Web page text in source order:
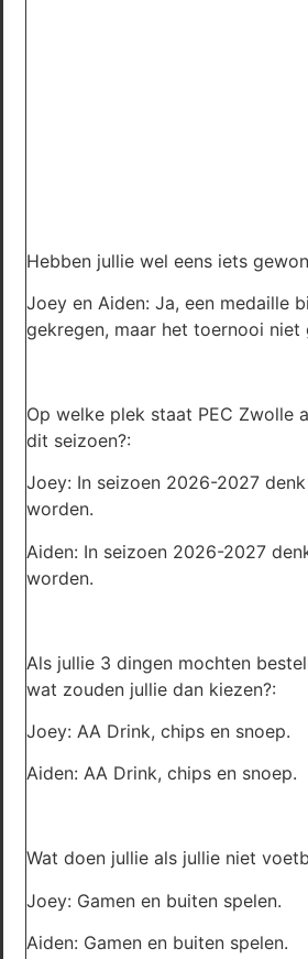
Hebben jullie wel eens iets
Joey en Aiden: Ja, een medaille
gekregen, maar het toernooi niet
Op welke plek staat PEC Zwolle
dit seizoen?:
Joey: In seizoen 2026-2027
worden.
Aiden: In seizoen 2026-2027
worden.
Als jullie 3 dingen mochten
wat zouden jullie dan kiezen?:
Joey: AA Drink, chips en snoep.
Aiden: AA Drink, chips en snoep.
Wat doen jullie als jullie niet
Joey: Gamen en buiten spelen.
Aiden: Gamen en buiten spelen.